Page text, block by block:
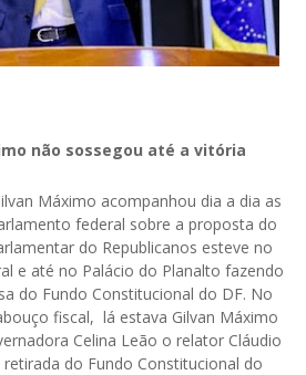
não sossegou até a vitória
Máximo acompanhou dia a dia as
federal sobre a proposta do
do Republicanos esteve no
e até no Palácio do Planalto fazendo
do Fundo Constitucional do DF. No
fiscal, lá estava Gilvan Máximo
Celina Leão o relator Cláudio
do Fundo Constitucional do